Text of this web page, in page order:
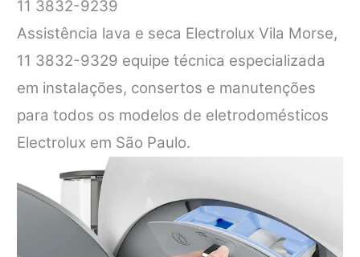
11 3832-9239
Assistência lava e seca Electrolux Vila Morse,
11 3832-9329 equipe técnica especializada
em instalações, consertos e manutenções
para todos os modelos de eletrodomésticos
Electrolux em São Paulo.